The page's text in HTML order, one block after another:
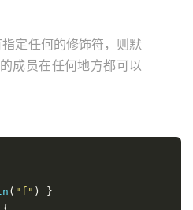
定任何的修饰符，则默
成员在任何地方都可以
( "f" )
}